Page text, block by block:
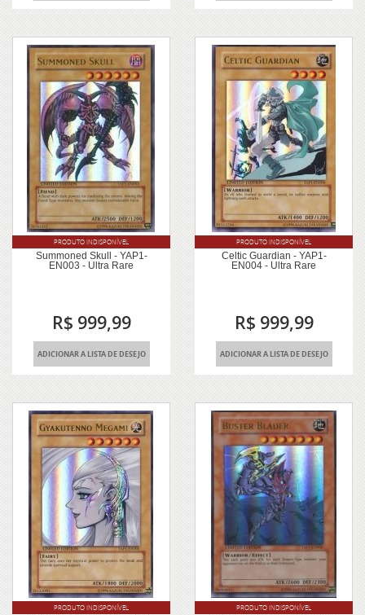
Summoned Skull - YAP1-
EN003 - Ultra Rare
R$ 999,99
PRODUTO INDISPONÍVEL
ADICIONAR A LISTA DE DESEJO
Celtic Guardian - YAP1-
EN004 - Ultra Rare
R$ 999,99
PRODUTO INDISPONÍVEL
ADICIONAR A LISTA DE DESEJO
PRODUTO INDISPONÍVEL PRODUTO INDISPONÍVEL